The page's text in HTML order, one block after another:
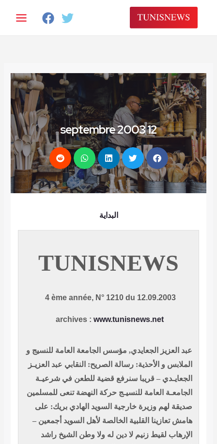
المحتوى
12 septembre 2003
البداية
TUNISNEWS
4 ème année, N° 1210 du 12.09.2003
archives : www.tunisnews.net
عبد العزيز الجعايدي, مؤسس الجامعة العامة للنسيج و
الملابس و الأحذية: رسالة الصريح: النقابي عبد العزيـز
الجعايـدي – قريبا سنرفع قضية للطعن في شرعيـة
الجامعـة العامة للنسيـج حركة النهضة تنعى للمسلمين
صديقة لهم وزيرة خارجية السويد الهادي بريك: على
هامش تعازينا القلبية الخالصة لأهل السويد أجمعين –
الإرهاب لقيط زنيم لا دين له ولا وطن الشيخ راشد